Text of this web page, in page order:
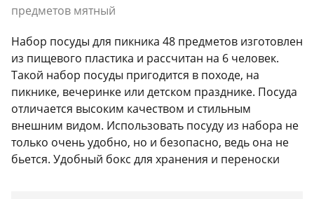
предметов мятный
Набор посуды для пикника 48 предметов изготовлен
из пищевого пластика и рассчитан на 6 человек.
Такой набор посуды пригодится в походе, на
пикнике, вечеринке или детском празднике. Посуда
отличается высоким качеством и стильным
внешним видом. Использовать посуду из набора не
только очень удобно, но и безопасно, ведь она не
бьется. Удобный бокс для хранения и переноски